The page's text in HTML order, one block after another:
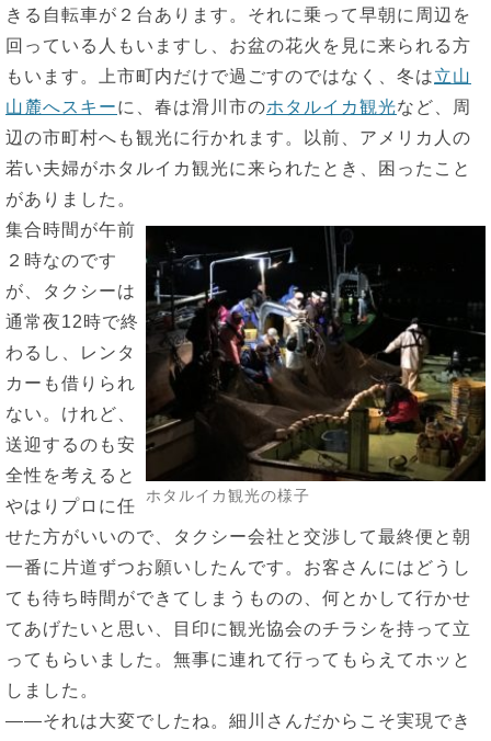
きる自転車が２台あります。それに乗って早朝に周辺を
回っている人もいますし、お盆の花火を見に来られる方
もいます。上市町内だけで過ごすのではなく、冬は立山
山麓へスキーに、春は滑川市のホタルイカ観光など、周
辺の市町村へも観光に行かれます。以前、アメリカ人の
若い夫婦がホタルイカ観光に来られたとき、困ったこと
がありました。
ホタルイカ観光の様子
集合時間が午前
２時なのです
が、タクシーは
通常夜12時で終
わるし、レンタ
カーも借りられ
ない。けれど、
送迎するのも安
全性を考えると
やはりプロに任
せた方がいいので、タクシー会社と交渉して最終便と朝
一番に片道ずつお願いしたんです。お客さんにはどうし
ても待ち時間ができてしまうものの、何とかして行かせ
てあげたいと思い、目印に観光協会のチラシを持って立
ってもらいました。無事に連れて行ってもらえてホッと
しました。
――それは大変でしたね。細川さんだからこそ実現でき